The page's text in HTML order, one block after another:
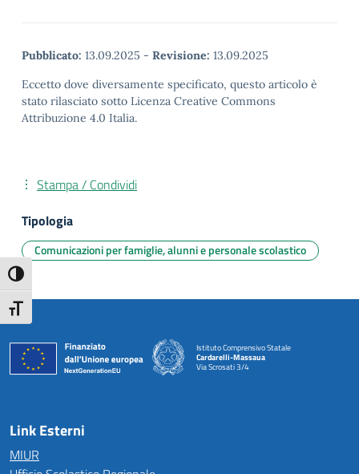
Attiva/disattiva alto contrasto
Attiva/disattiva dimensione testo
Pubblicato: 13.09.2025 - Revisione: 13.09.2025
Eccetto dove diversamente specificato, questo articolo è
stato rilasciato sotto Licenza Creative Commons
Attribuzione 4.0 Italia.
Stampa / Condividi
Tipologia
Comunicazioni per famiglie, alunni e personale scolastico
Istituto Comprensivo Statale
Cardarelli-Massaua
Via Scrosati 3/4
Link Esterni
MIUR